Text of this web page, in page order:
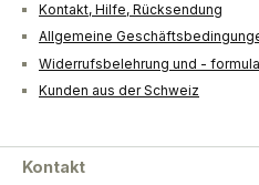
Kontakt, Hilfe, Rücksendung
Allgemeine
Widerrufsbelehrung und -
Kunden aus der Schweiz
Kontakt